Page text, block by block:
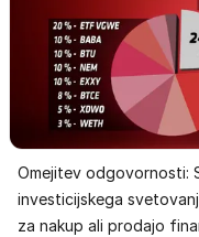
Omejitev odgovornosti:
investicijskega
za nakup ali prodajo